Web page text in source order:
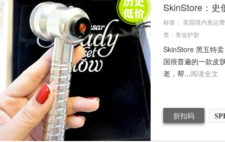
SkinStore：
标签： 美国境内免运费
类： 美妆护肤
SkinStore 黑五特
国很普遍的一款皮
老，帮...阅读全文
折扣码